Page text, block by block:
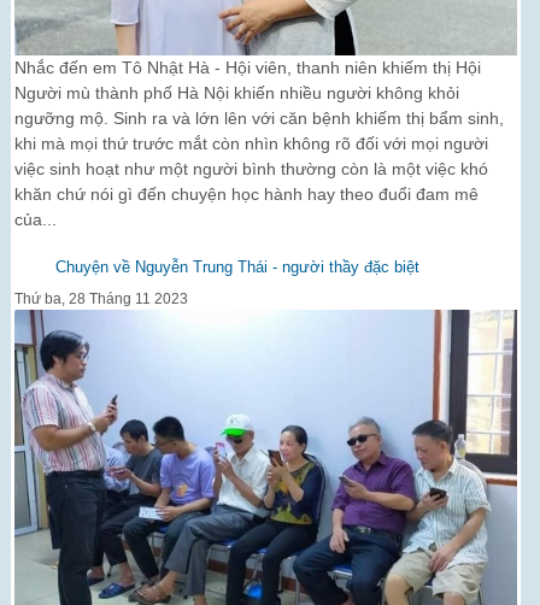
Nhắc đến em Tô Nhật Hà - Hội viên, thanh niên khiếm thị Hội
Người mù thành phố Hà Nội khiến nhiều người không khỏi
ngưỡng mộ. Sinh ra và lớn lên với căn bệnh khiếm thị bẩm sinh,
khi mà mọi thứ trước mắt còn nhìn không rõ đối với mọi người
việc sinh hoạt như một người bình thường còn là một việc khó
khăn chứ nói gì đến chuyện học hành hay theo đuổi đam mê
của...
Chuyện về Nguyễn Trung Thái - người thầy đặc biệt
Thứ ba, 28 Tháng 11 2023